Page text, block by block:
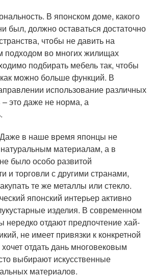
В японском доме, какого
был, должно оставаться достаточно
чтобы не давить на
подходом во многих жилищах
подбирать мебель так, чтобы
можно больше функций. В
использование различных
это даже не норма, а
Даже в наше время японцы не
натуральным материалам, а в
было особо развитой
и торговли с другими странами,
те же металлы или стекло.
японский интерьер активно
изделия. В современном
отдают предпочтение хай-
не имеет привязки к конкретной
хочет отдать дань многовековым
выбирают искусственные
материалов.